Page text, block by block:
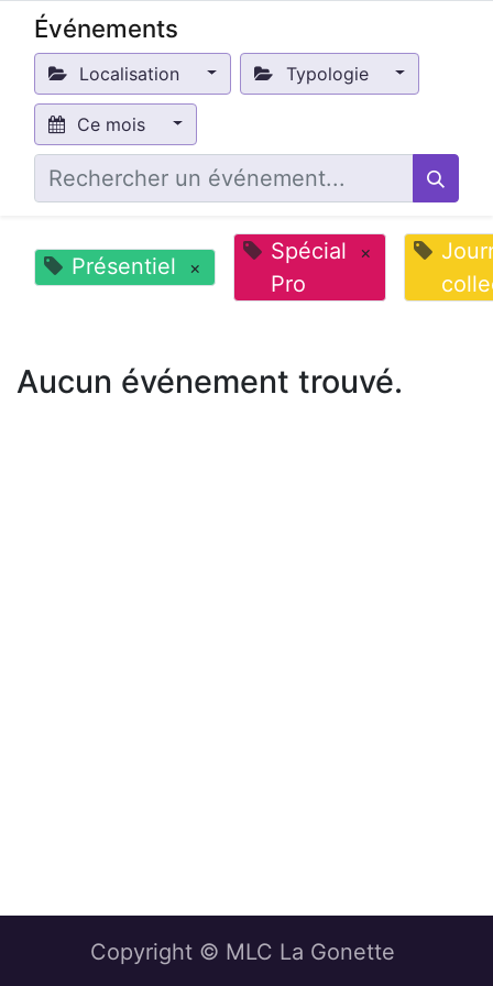
Événements
Localisation Typologie
Ce mois
Présentiel ×
Spécial
Pro
×
Aucun événement trouvé.
Copyright © MLC La Gonette